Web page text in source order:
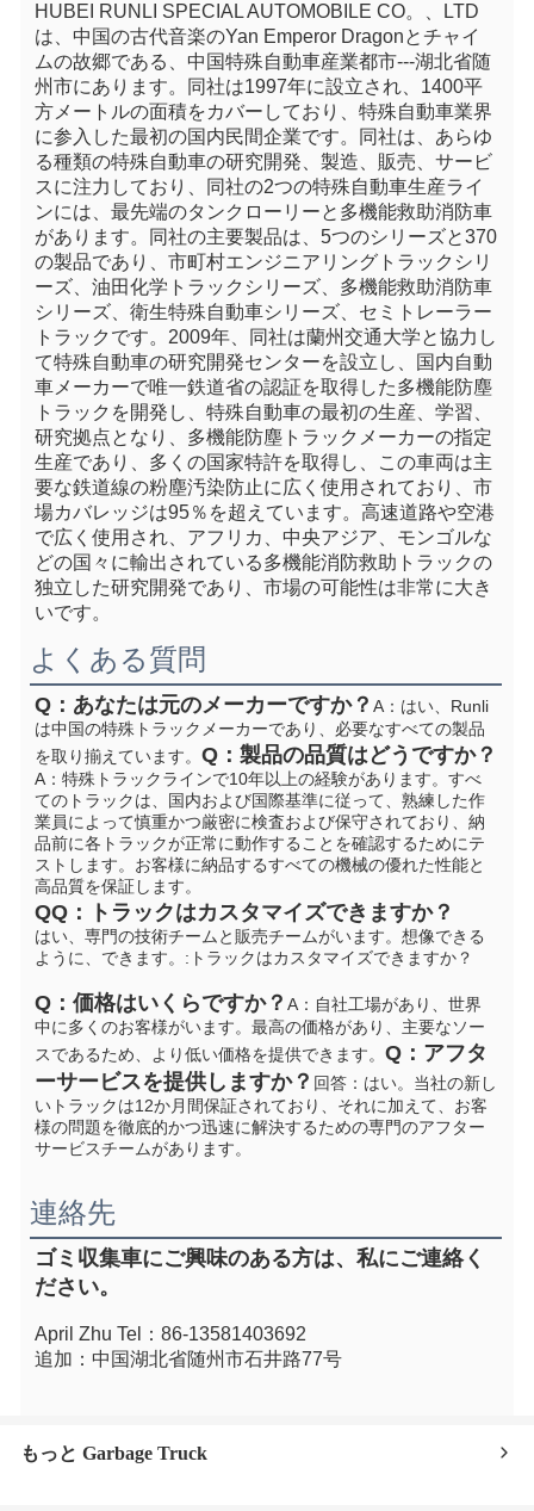
HUBEI RUNLI SPECIAL AUTOMOBILE CO。、LTD
は、中国の古代音楽のYan Emperor Dragonとチャイ
ムの故郷である、中国特殊自動車産業都市---湖北省随
州市にあります。同社は1997年に設立され、1400平
方メートルの面積をカバーしており、特殊自動車業界
に参入した最初の国内民間企業です。同社は、あらゆ
る種類の特殊自動車の研究開発、製造、販売、サービ
スに注力しており、同社の2つの特殊自動車生産ライ
ンには、最先端のタンクローリーと多機能救助消防車
があります。同社の主要製品は、5つのシリーズと370
の製品であり、市町村エンジニアリングトラックシリ
ーズ、油田化学トラックシリーズ、多機能救助消防車
シリーズ、衛生特殊自動車シリーズ、セミトレーラー
トラックです。2009年、同社は蘭州交通大学と協力し
て特殊自動車の研究開発センターを設立し、国内自動
車メーカーで唯一鉄道省の認証を取得した多機能防塵
トラックを開発し、特殊自動車の最初の生産、学習、
研究拠点となり、多機能防塵トラックメーカーの指定
生産であり、多くの国家特許を取得し、この車両は主
要な鉄道線の粉塵汚染防止に広く使用されており、市
場カバレッジは95％を超えています。高速道路や空港
で広く使用され、アフリカ、中央アジア、モンゴルな
どの国々に輸出されている多機能消防救助トラックの
独立した研究開発であり、市場の可能性は非常に大き
いです。
よくある質問
Q：あなたは元のメーカーですか？ A：はい、Runli
は中国の特殊トラックメーカーであり、必要なすべての製品
を取り揃えています。 Q：製品の品質はどうですか？
A：特殊トラックラインで10年以上の経験があります。すべ
てのトラックは、国内および国際基準に従って、熟練した作
業員によって慎重かつ厳密に検査および保守されており、納
品前に各トラックが正常に動作することを確認するためにテ
ストします。お客様に納品するすべての機械の優れた性能と
高品質を保証します。
QQ：トラックはカスタマイズできますか？
はい、専門の技術チームと販売チームがいます。想像できる
ように、できます。 :トラックはカスタマイズできますか？
Q：価格はいくらですか？ A：自社工場があり、世界
中に多くのお客様がいます。最高の価格があり、主要なソー
スであるため、より低い価格を提供できます。 Q：アフタ
ーサービスを提供しますか？ 回答：はい。当社の新し
いトラックは12か月間保証されており、それに加えて、お客
様の問題を徹底的かつ迅速に解決するための専門のアフター
サービスチームがあります。
連絡先
ゴミ収集車にご興味のある方は、私にご連絡く
ださい。
April Zhu Tel：86-13581403692
追加：中国湖北省随州市石井路77号
もっと Garbage Truck